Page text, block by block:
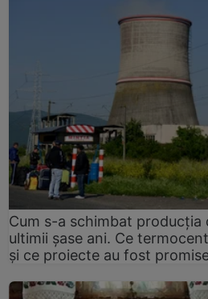
Cum s-a schimbat producția
ultimii șase ani. Ce
și ce proiecte au fost